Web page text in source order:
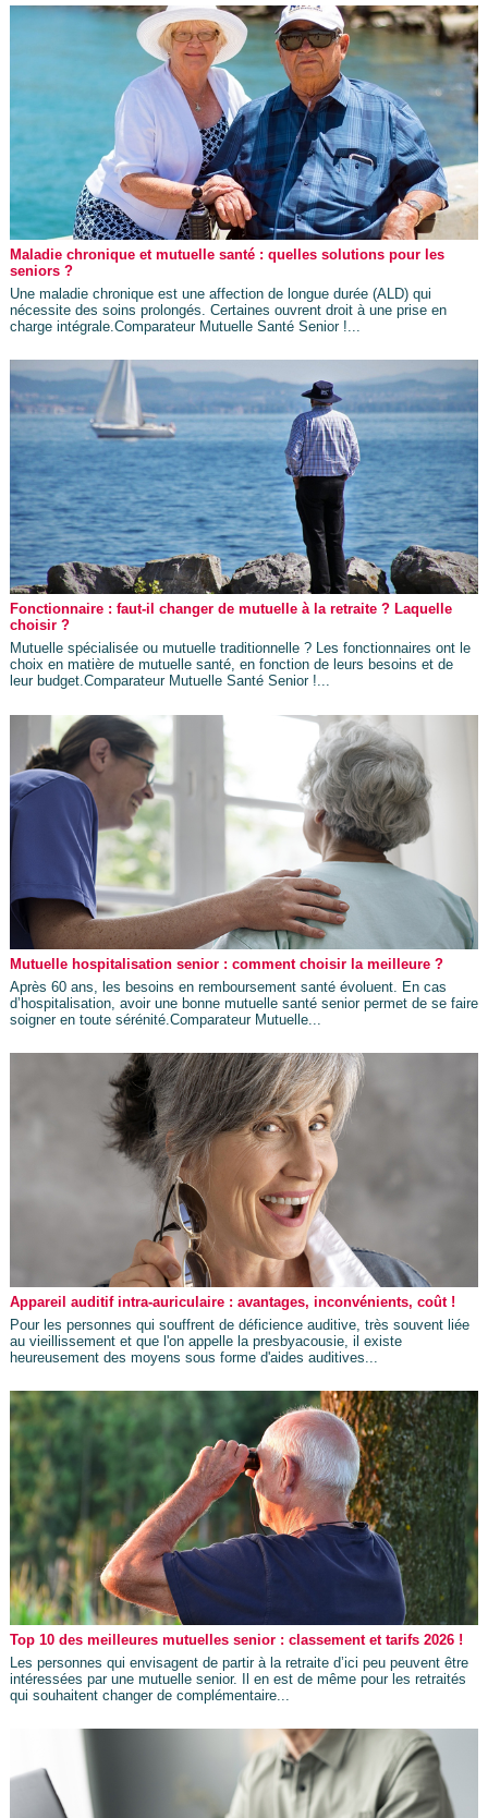
Maladie chronique et mutuelle santé : quelles solutions pour les
seniors ?
Une maladie chronique est une affection de longue durée (ALD) qui
nécessite des soins prolongés. Certaines ouvrent droit à une prise en
charge intégrale.Comparateur Mutuelle Santé Senior !...
Fonctionnaire : faut-il changer de mutuelle à la retraite ? Laquelle
choisir ?
Mutuelle spécialisée ou mutuelle traditionnelle ? Les fonctionnaires ont le
choix en matière de mutuelle santé, en fonction de leurs besoins et de
leur budget.Comparateur Mutuelle Santé Senior !...
Mutuelle hospitalisation senior : comment choisir la meilleure ?
Après 60 ans, les besoins en remboursement santé évoluent. En cas
d’hospitalisation, avoir une bonne mutuelle santé senior permet de se faire
soigner en toute sérénité.Comparateur Mutuelle...
Appareil auditif intra-auriculaire : avantages, inconvénients, coût !
Pour les personnes qui souffrent de déficience auditive, très souvent liée
au vieillissement et que l'on appelle la presbyacousie, il existe
heureusement des moyens sous forme d'aides auditives...
Top 10 des meilleures mutuelles senior : classement et tarifs 2026 !
Les personnes qui envisagent de partir à la retraite d’ici peu peuvent être
intéressées par une mutuelle senior. Il en est de même pour les retraités
qui souhaitent changer de complémentaire...